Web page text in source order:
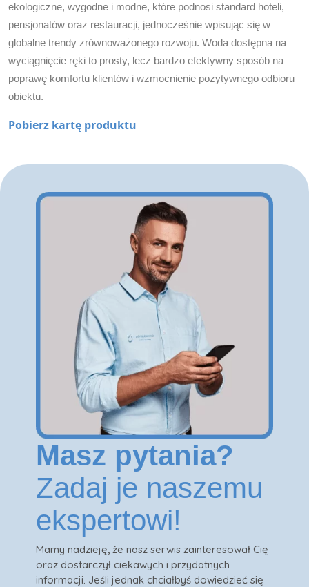
ekologiczne, wygodne i modne, które podnosi standard hoteli,
pensjonatów oraz restauracji, jednocześnie wpisując się w
globalne trendy zrównoważonego rozwoju. Woda dostępna na
wyciągnięcie ręki to prosty, lecz bardzo efektywny sposób na
poprawę komfortu klientów i wzmocnienie pozytywnego odbioru
obiektu.
Pobierz kartę produktu
Masz pytania?
Zadaj je naszemu
ekspertowi!
Mamy nadzieję, że nasz serwis zainteresował Cię
oraz dostarczył ciekawych i przydatnych
informacji. Jeśli jednak chciałbyś dowiedzieć się